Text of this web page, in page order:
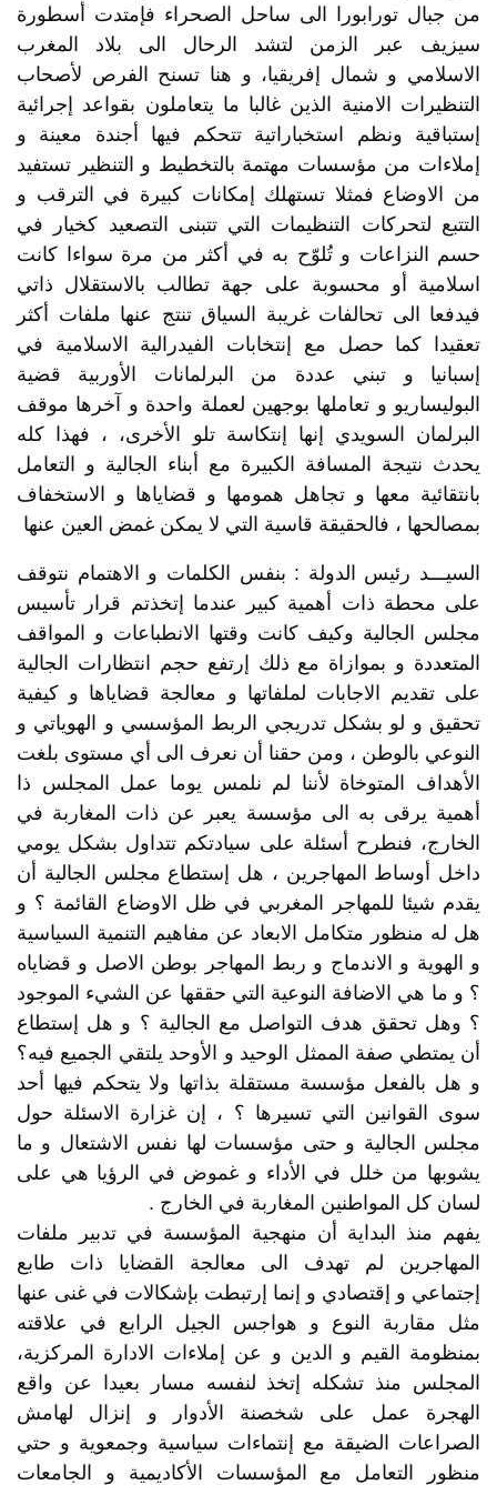
من جبال تورابورا الى ساحل الصحراء فإمتدت أسطورة
سيزيف عبر الزمن لتشد الرحال الى بلاد المغرب
الاسلامي و شمال إفريقيا، و هنا تسنح الفرص لأصحاب
التنظيرات الامنية الذين غالبا ما يتعاملون بقواعد إجرائية
إستباقية ونظم استخباراتية تتحكم فيها أجندة معينة و
إملاءات من مؤسسات مهتمة بالتخطيط و التنظير تستفيد
من الاوضاع فمثلا تستهلك إمكانات كبيرة في الترقب و
التتبع لتحركات التنظيمات التي تتبنى التصعيد كخيار في
حسم النزاعات و تُلوّح به في أكثر من مرة سواءا كانت
اسلامية أو محسوبة على جهة تطالب بالاستقلال ذاتي
فيدفعا الى تحالفات غريبة السياق تنتج عنها ملفات أكثر
تعقيدا كما حصل مع إنتخابات الفيدرالية الاسلامية في
إسبانيا و تبني عددة من البرلمانات الأوربية قضية
البوليساريو و تعاملها بوجهين لعملة واحدة و آخرها موقف
البرلمان السويدي إنها إنتكاسة تلو الأخرى، ، فهذا كله
يحدث نتيجة المسافة الكبيرة مع أبناء الجالية و التعامل
بانتقائية معها و تجاهل همومها و قضاياها و الاستخفاف
بمصالحها ، فالحقيقة قاسية التي لا يمكن غمض العين عنها
السيـــد رئيس الدولة : بنفس الكلمات و الاهتمام نتوقف
على محطة ذات أهمية كبير عندما إتخذتم قرار تأسيس
مجلس الجالية وكيف كانت وقتها الانطباعات و المواقف
المتعددة و بموازاة مع ذلك إرتفع حجم انتظارات الجالية
على تقديم الاجابات لملفاتها و معالجة قضاياها و كيفية
تحقيق و لو بشكل تدريجي الربط المؤسسي و الهوياتي و
النوعي بالوطن ، ومن حقنا أن نعرف الى أي مستوى بلغت
الأهداف المتوخاة لأننا لم نلمس يوما عمل المجلس ذا
أهمية يرقى به الى مؤسسة يعبر عن ذات المغاربة في
الخارج، فنطرح أسئلة على سيادتكم تتداول بشكل يومي
داخل أوساط المهاجرين ، هل إستطاع مجلس الجالية أن
يقدم شيئا للمهاجر المغربي في ظل الاوضاع القائمة ؟ و
هل له منظور متكامل الابعاد عن مفاهيم التنمية السياسية
و الهوية و الاندماج و ربط المهاجر بوطن الاصل و قضاياه
؟ و ما هي الاضافة النوعية التي حققها عن الشيء الموجود
؟ وهل تحقق هدف التواصل مع الجالية ؟ و هل إستطاع
أن يمتطي صفة الممثل الوحيد و الأوحد يلتقي الجميع فيه؟
و هل بالفعل مؤسسة مستقلة بذاتها ولا يتحكم فيها أحد
سوى القوانين التي تسيرها ؟ ، إن غزارة الاسئلة حول
مجلس الجالية و حتى مؤسسات لها نفس الاشتعال و ما
يشوبها من خلل في الأداء و غموض في الرؤيا هي على
لسان كل المواطنين المغاربة في الخارج .
يفهم منذ البداية أن منهجية المؤسسة في تدبير ملفات
المهاجرين لم تهدف الى معالجة القضايا ذات طابع
إجتماعي و إقتصادي و إنما إرتبطت بإشكالات في غنى عنها
مثل مقاربة النوع و هواجس الجيل الرابع في علاقته
بمنظومة القيم و الدين و عن إملاءات الادارة المركزية،
المجلس منذ تشكله إتخذ لنفسه مسار بعيدا عن واقع
الهجرة عمل على شخصنة الأدوار و إنزال لهامش
الصراعات الضيقة مع إنتماءات سياسية وجمعوية و حتي
منظور التعامل مع المؤسسات الأكاديمية و الجامعات